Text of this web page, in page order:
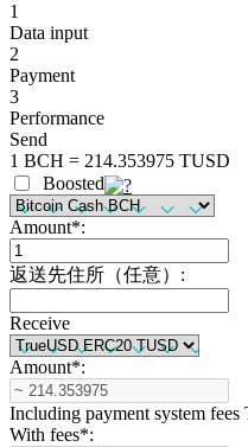
1
Data input
2
Payment
3
Performance
Send
1 BCH = 214.353975 TUSD
Boosted
Amount*:
返送先住所（任意）:
Receive
Amount*:
Including payment systеm
With fees*: